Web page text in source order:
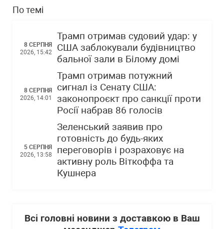
По темі
8 СЕРПНЯ
2026, 15:42
Трамп отримав судовий удар: у
США заблокували будівництво
бальної зали в Білому домі
8 СЕРПНЯ
2026, 14:01
Трамп отримав потужний
сигнал із Сенату США:
законопроєкт про санкції проти
Росії набрав 86 голосів
5 СЕРПНЯ
2026, 13:58
Зеленський заявив про
готовність до будь-яких
переговорів і розраховує на
активну роль Віткоффа та
Кушнера
Всі головні новини з доставкою в Ваш